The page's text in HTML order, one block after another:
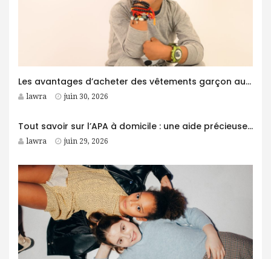
Les avantages d’acheter des vêtements garçon auprès d’un grossiste
lawra juin 30, 2026
Tout savoir sur l’APA à domicile : une aide précieuse pour les personnes âgées
lawra juin 29, 2026